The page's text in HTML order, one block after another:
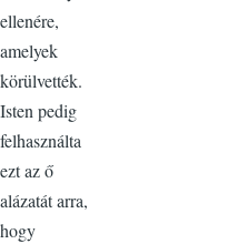
ellenére,
amelyek
körülvették.
Isten pedig
felhasználta
ezt az ő
alázatát arra,
hogy